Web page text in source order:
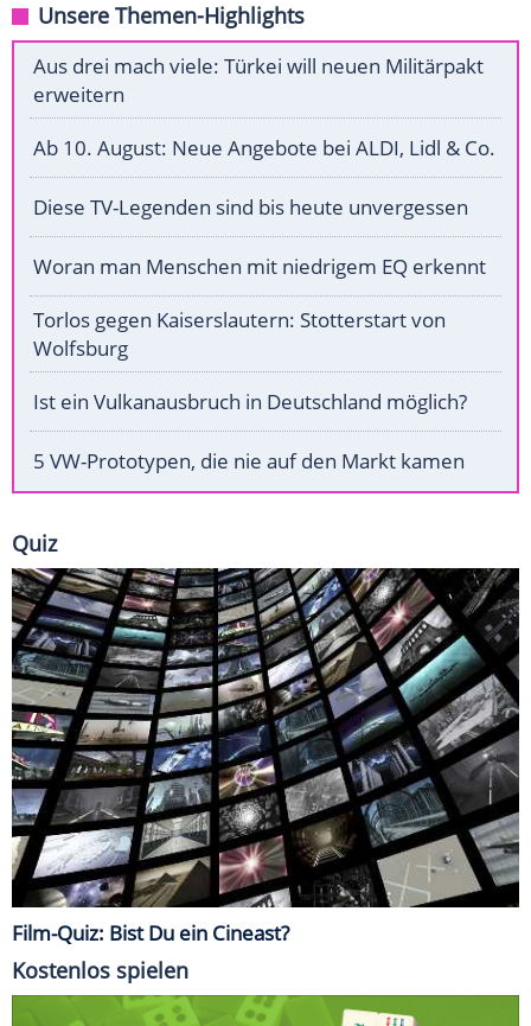
Unsere Themen-Highlights
Aus drei mach viele: Türkei will neuen Militärpakt
erweitern
Ab 10. August: Neue Angebote bei ALDI, Lidl & Co.
Diese TV-Legenden sind bis heute unvergessen
Woran man Menschen mit niedrigem EQ erkennt
Torlos gegen Kaiserslautern: Stotterstart von
Wolfsburg
Ist ein Vulkanausbruch in Deutschland möglich?
5 VW-Prototypen, die nie auf den Markt kamen
Quiz
Film-Quiz: Bist Du ein Cineast?
Kostenlos spielen